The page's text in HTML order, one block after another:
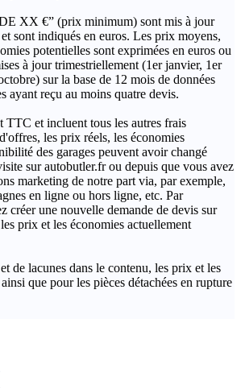
XX €” (prix minimum) sont mis à jour
sont indiqués en euros. Les prix moyens,
potentielles sont exprimées en euros ou
à jour trimestriellement (1er janvier, 1er
sur la base de 12 mois de données
ayant reçu au moins quatre devis.
TTC et incluent tous les autres frais
les prix réels, les économies
des garages peuvent avoir changé
sur autobutler.fr ou depuis que vous avez
marketing de notre part via, par exemple,
en ligne ou hors ligne, etc. Par
créer une nouvelle demande de devis sur
prix et les économies actuellement
de lacunes dans le contenu, les prix et les
que pour les pièces détachées en rupture